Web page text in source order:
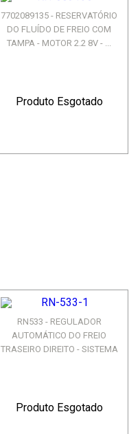
7702089135 - RESERVATÓRIO
DO FLUÍDO DE FREIO COM
TAMPA - MOTOR 2.2 8V - ...
Produto Esgotado
RN533 - REGULADOR
AUTOMÁTICO DO FREIO
TRASEIRO DIREITO - SISTEMA
Produto Esgotado